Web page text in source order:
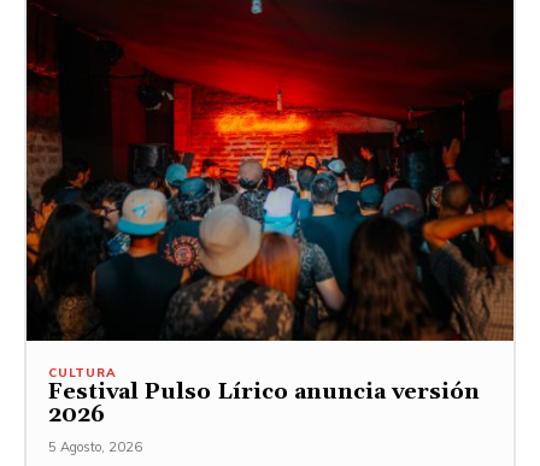
CULTURA
Festival Pulso Lírico anuncia versión
2026
5 Agosto, 2026